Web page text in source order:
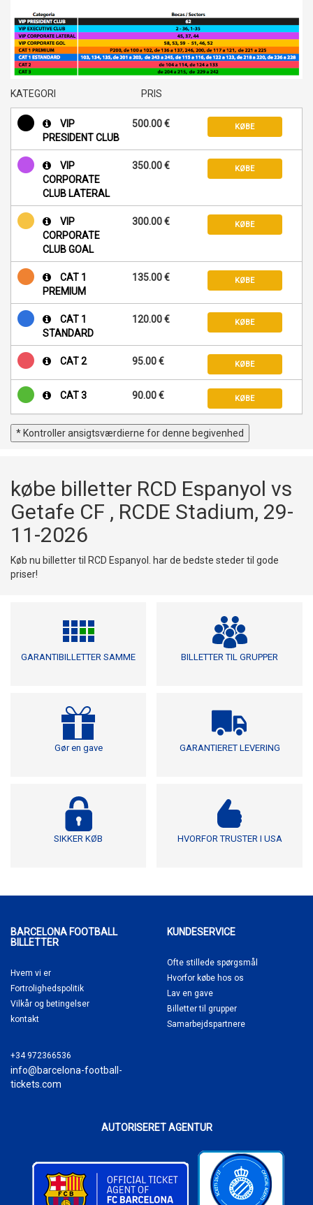
KATEGORI PRIS
VIP
PRESIDENT CLUB
500.00 € KØBE
VIP
CORPORATE
CLUB LATERAL
350.00 € KØBE
VIP
CORPORATE
CLUB GOAL
300.00 € KØBE
CAT 1
PREMIUM
135.00 € KØBE
CAT 1
STANDARD
120.00 € KØBE
CAT 2 95.00 € KØBE
CAT 3 90.00 € KØBE
* Kontroller ansigtsværdierne for denne begivenhed
købe billetter RCD Espanyol vs
Getafe CF , RCDE Stadium, 29-
11-2026
Køb nu billetter til RCD Espanyol. har de bedste steder til gode
priser!
GARANTIBILLETTER SAMME BILLETTER TIL GRUPPER
Gør en gave GARANTIERET LEVERING
SIKKER KØB HVORFOR TRUSTER I USA
BARCELONA FOOTBALL
BILLETTER
Hvem vi er
Fortrolighedspolitik
Vilkår og betingelser
kontakt
+34 972366536
info@barcelona-football-
tickets.com
KUNDESERVICE
Ofte stillede spørgsmål
Hvorfor købe hos os
Lav en gave
Billetter til grupper
Samarbejdspartnere
AUTORISERET AGENTUR